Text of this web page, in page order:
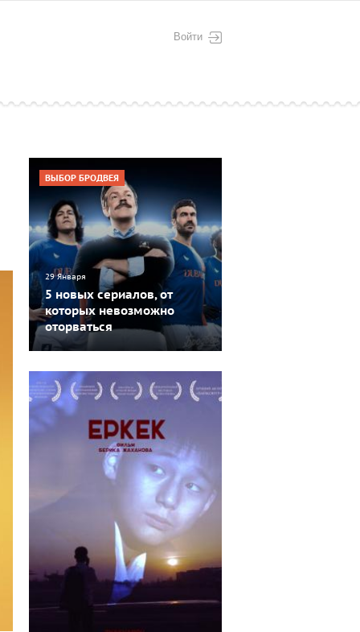
Войти
ВЫБОР БРОДВЕЯ
29 Января
5 новых сериалов, от
которых невозможно
оторваться